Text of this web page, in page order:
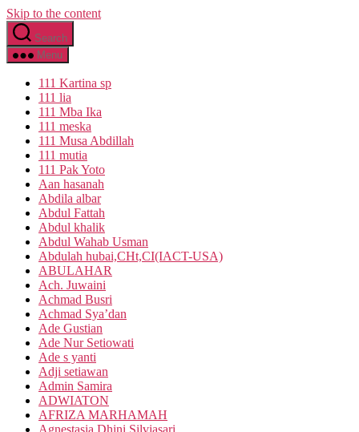
Skip to the content
Search
Menu
111 Kartina sp
111 lia
111 Mba Ika
111 meska
111 Musa Abdillah
111 mutia
111 Pak Yoto
Aan hasanah
Abdila albar
Abdul Fattah
Abdul khalik
Abdul Wahab Usman
Abdulah hubai,CHt,CI(IACT-USA)
ABULAHAR
Ach. Juwaini
Achmad Busri
Achmad Sya’dan
Ade Gustian
Ade Nur Setiowati
Ade s yanti
Adji setiawan
Admin Samira
ADWIATON
AFRIZA MARHAMAH
Agnestasia Dhini Silviasari